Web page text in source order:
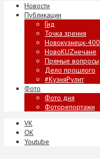
Новости
Публикации
Гид
Точка зрения
Новокузнецк-400
НовоKUZнечане
Прямые вопросы
Дело прошлого
#КузняРулит
Фото
Фото дня
Фоторепортажи
VK
ОК
Youtube